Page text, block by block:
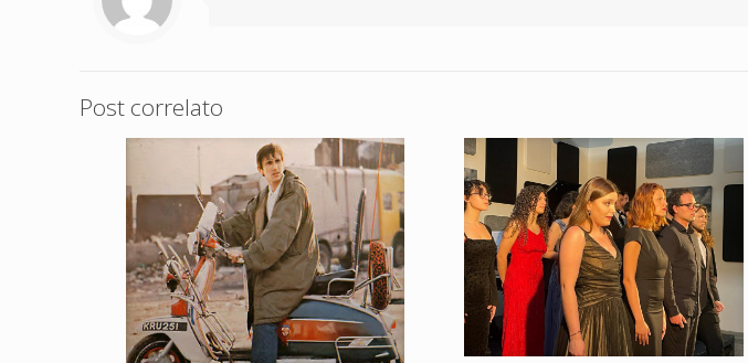
Post correlato